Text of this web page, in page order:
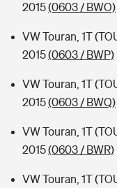
2015(0603 / BWO)
VW Touran, 1T
2015(0603 / BWP)
VW Touran, 1T
2015(0603 / BWQ)
VW Touran, 1T
2015(0603 / BWR)
VW Touran, 1T